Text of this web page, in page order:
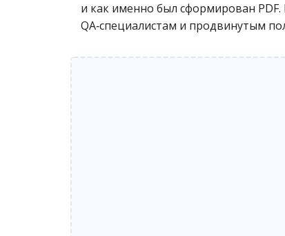
и как именно был сформирован
QA‑специалистам и продвинутым